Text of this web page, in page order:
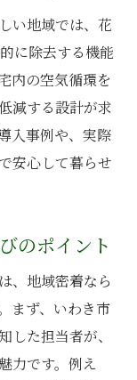
い地域では、花
に除去する機能
内の空気循環を
減する設計が求
入事例や、実際
安心して暮らせ
のポイント
、地域密着なら
まず、いわき市
た担当者が、
力です。例え